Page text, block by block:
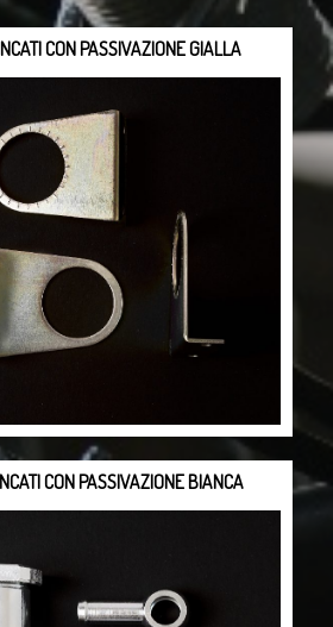
CON PASSIVAZIONE GIALLA
CON PASSIVAZIONE BIANCA